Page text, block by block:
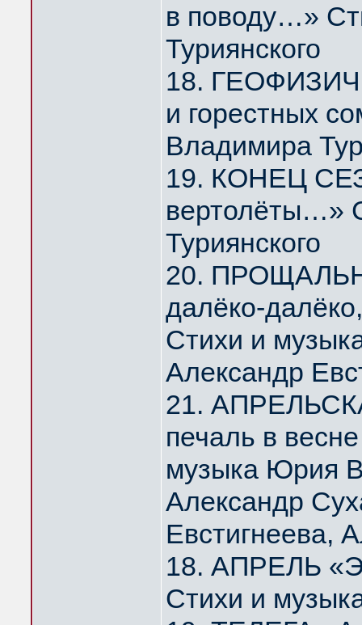
в поводу…»
Туриянского
18.
и горестных
Владимира
19. КОНЕЦ
вертолёты…»
Туриянского
20.
далёко-
Стихи и
Александр
21.
печаль в
музыка Юрия
Александр
Евстигнеева,
18. АПРЕЛЬ
Стихи и